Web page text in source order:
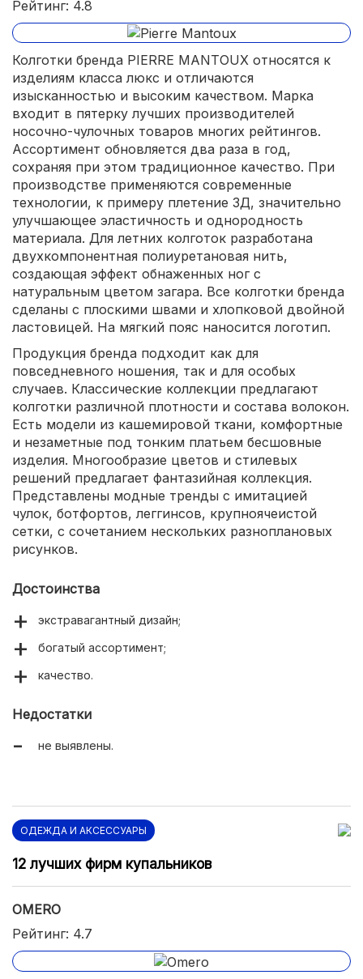
Рейтинг: 4.8
Колготки бренда PIERRE MANTOUX относятся к
изделиям класса люкс и отличаются
изысканностью и высоким качеством. Марка
входит в пятерку лучших производителей
носочно-чулочных товаров многих рейтингов.
Ассортимент обновляется два раза в год,
сохраняя при этом традиционное качество. При
производстве применяются современные
технологии, к примеру плетение 3Д, значительно
улучшающее эластичность и однородность
материала. Для летних колготок разработана
двухкомпонентная полиуретановая нить,
создающая эффект обнаженных ног с
натуральным цветом загара. Все колготки бренда
сделаны с плоскими швами и хлопковой двойной
ластовицей. На мягкий пояс наносится логотип.
Продукция бренда подходит как для
повседневного ношения, так и для особых
случаев. Классические коллекции предлагают
колготки различной плотности и состава волокон.
Есть модели из кашемировой ткани, комфортные
и незаметные под тонким платьем бесшовные
изделия. Многообразие цветов и стилевых
решений предлагает фантазийная коллекция.
Представлены модные тренды с имитацией
чулок, ботфортов, леггинсов, крупноячеистой
сетки, с сочетанием нескольких разноплановых
рисунков.
Достоинства
экстравагантный дизайн;
богатый ассортимент;
качество.
Недостатки
не выявлены.
ОДЕЖДА И АКСЕССУАРЫ
12 лучших фирм купальников
OMERO
Рейтинг: 4.7